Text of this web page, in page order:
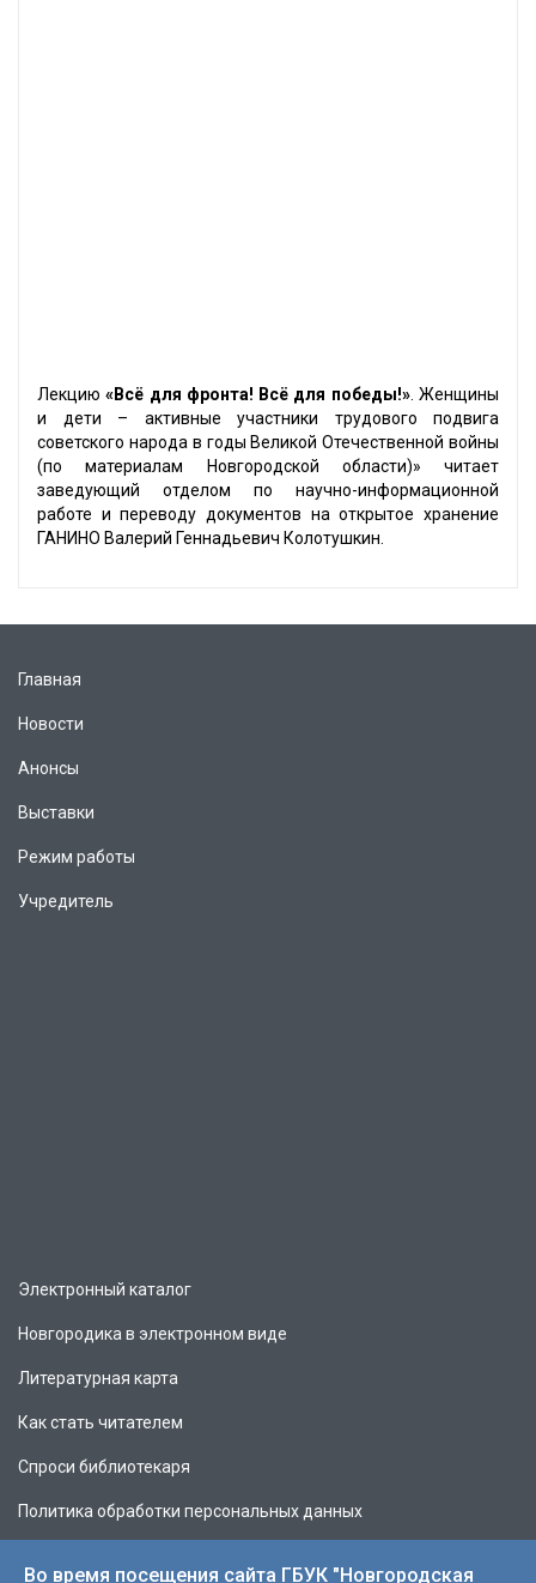
Лекцию«Всё для фронта! Всё для победы!». Женщины
и дети – активные участники трудового подвига
советского народа в годы Великой Отечественной войны
(по материалам Новгородской области)» читает
заведующий отделом по научно-информационной
работе и переводу документов на открытое хранение
ГАНИНО Валерий Геннадьевич Колотушкин.
Главная
Новости
Анонсы
Выставки
Режим работы
Учредитель
Электронный каталог
Новгородика в электронном виде
Литературная карта
Как стать читателем
Спроси библиотекаря
Политика обработки персональных данных
Во время посещения сайта ГБУК "Новгородская